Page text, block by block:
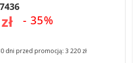
- 35%
dni przed promocją: 3 220 zł